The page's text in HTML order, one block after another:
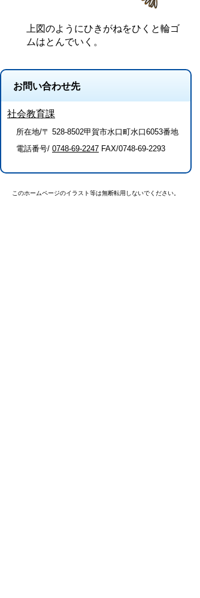
上図のようにひきがねをひくと輪ゴ
ムはとんでいく。
お問い合わせ先
社会教育課
所在地/〒 528-8502甲賀市水口町水口6053番地
電話番号/ 0748-69-2247 FAX/0748-69-2293
このホームページのイラスト等は無断転用しないでください。